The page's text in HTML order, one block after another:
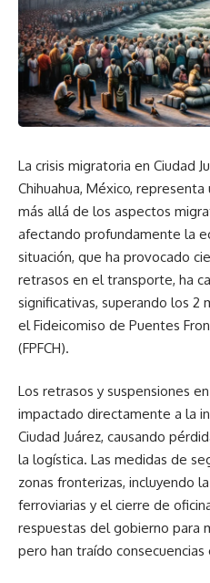
La crisis migratoria en Ciudad
Chihuahua, México,
más allá de los aspectos
afectando profundamente la
situación, que ha provocado
retrasos en el transporte, ha
significativas, superando los 2
el Fideicomiso de Puentes
(FPFCH).
Los retrasos y suspensiones
impactado directamente a la
Ciudad Juárez, causando
la logística. Las medidas de
zonas fronterizas, incluyendo
ferroviarias y el cierre de
respuestas del gobierno para
pero han traído consecuencias